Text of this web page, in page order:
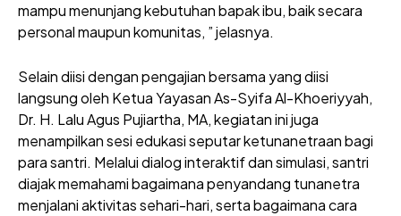
mampu menunjang kebutuhan bapak ibu, baik secara
personal maupun komunitas, ” jelasnya.
Selain diisi dengan pengajian bersama yang diisi
langsung oleh Ketua Yayasan As-Syifa Al-Khoeriyyah,
Dr. H. Lalu Agus Pujiartha, MA, kegiatan ini juga
menampilkan sesi edukasi seputar ketunanetraan bagi
para santri. Melalui dialog interaktif dan simulasi, santri
diajak memahami bagaimana penyandang tunanetra
menjalani aktivitas sehari-hari, serta bagaimana cara